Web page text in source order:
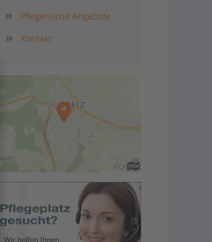
Pflegerische Angebote
Kontakt